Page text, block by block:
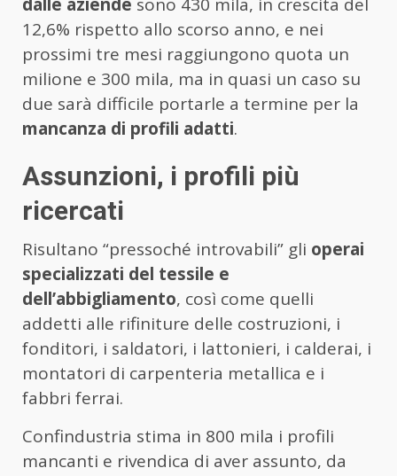
12,6% rispetto allo scorso anno, e nei
prossimi tre mesi raggiungono quota un
milione e 300 mila, ma in quasi un caso su
due sarà difficile portarle a termine per la
mancanza di profili adatti.
Assunzioni, i profili più
ricercati
Risultano “pressoché introvabili” gli operai
specializzati del tessile e
dell’abbigliamento, così come quelli
addetti alle rifiniture delle costruzioni, i
fonditori, i saldatori, i lattonieri, i calderai, i
montatori di carpenteria metallica e i
fabbri ferrai.
Confindustria stima in 800 mila i profili
mancanti e rivendica di aver assunto, da